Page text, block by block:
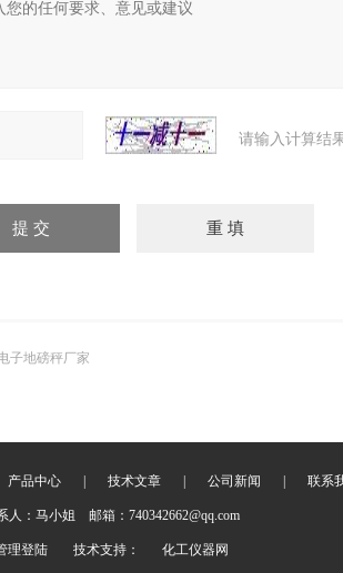
请输入计算结
子地磅秤厂家
产品中心 技术文章 公司新闻 联系
人：马小姐 邮箱：740342662@qq.com
理登陆 技术支持： 化工仪器网